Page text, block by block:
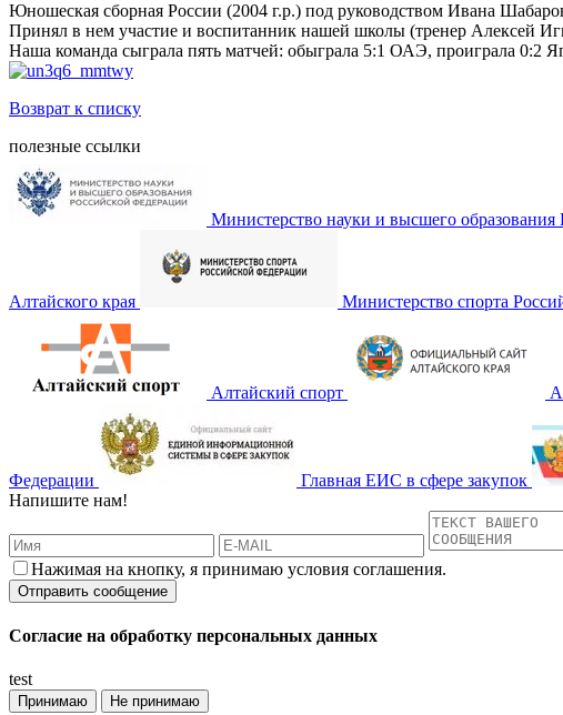
Юношеская сборная России (2004 г.р.) под руководством Ивана
Принял в нем участие и воспитанник нашей школы (тренер Алексей
Наша команда сыграла пять матчей: обыграла 5:1 ОАЭ, проиграла 0:2
Возврат к списку
полезные ссылки
Министерство науки и высшего
Алтайского края Министерство спорта
Алтайский спорт
Федерации Главная ЕИС в сфере закупок
Напишите нам!
Нажимая на кнопку, я принимаю условия соглашения.
Согласие на обработку персональных данных
test
Принимаю Не принимаю